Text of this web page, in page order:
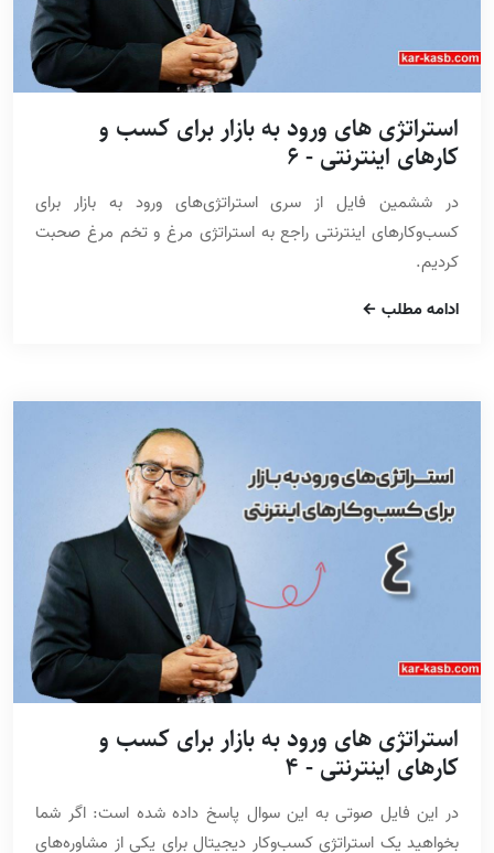
استراتژی های ورود به بازار برای کسب و
کارهای اینترنتی - 6
در ششمین فایل از سری استراتژی‌های ورود به بازار برای
کسب‌وکارهای اینترنتی راجع به استراتژی مرغ و تخم مرغ صحبت
کردیم.
ادامه مطلب
استراتژی های ورود به بازار برای کسب و
کارهای اینترنتی - 4
در این فایل صوتی به این سوال پاسخ داده شده است: اگر شما
بخواهید یک استراتژی کسب‌وکار دیجیتال برای یکی از مشاوره‌های